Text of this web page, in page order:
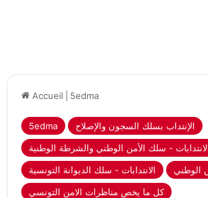
Accueil 5edma
5edma
الإنتداب بسلك السجون والإصلاح
- سلك الأمن الوطني والشرطة الوطنية
الانتدابات - سلك الديوانة التونسية
الوطني
كل ما يخص مناظرات الامن التونسي